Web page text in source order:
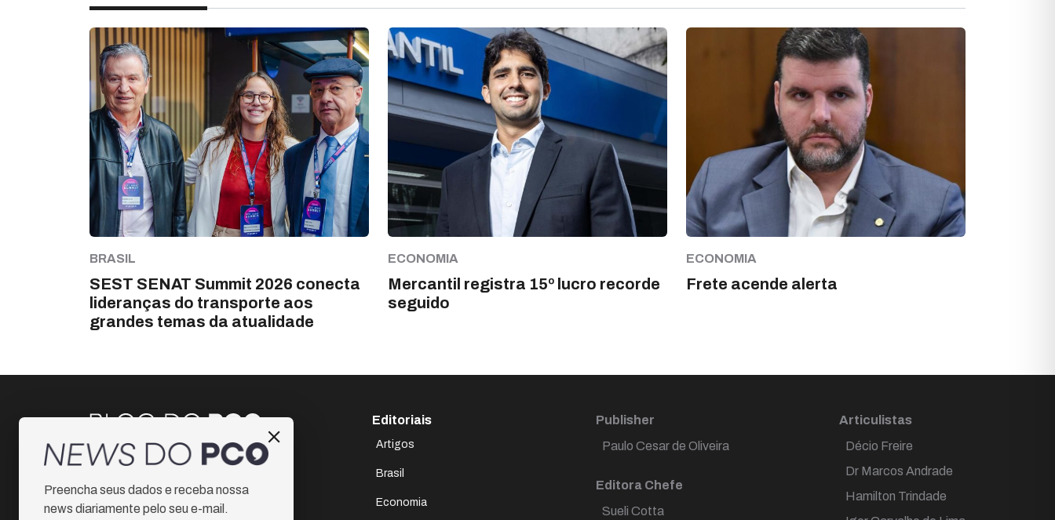
BRASIL
SEST SENAT Summit 2026 conecta
lideranças do transporte aos
grandes temas da atualidade
ECONOMIA
Mercantil registra 15º lucro recorde
seguido
ECONOMIA
Frete acende alerta
Instagram
Facebook
Editoriais
Artigos
Brasil
Economia
Publisher
Paulo Cesar de Oliveira
Editora Chefe
Sueli Cotta
Articulistas
Décio Freire
Dr Marcos Andrade
Hamilton Trindade
Preencha seus dados e receba nossa
news diariamente pelo seu e-mail.